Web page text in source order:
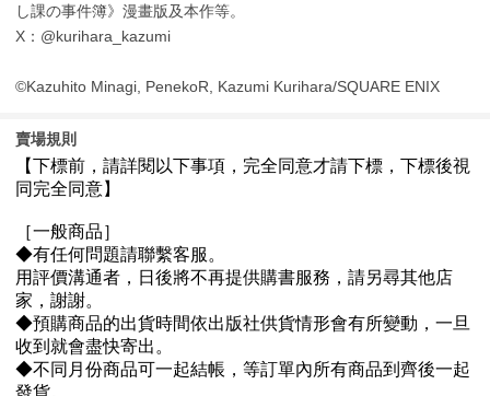
し課の事件簿》漫畫版及本作等。
X：@kurihara_kazumi
©Kazuhito Minagi, PenekoR, Kazumi Kurihara/SQUARE ENIX
賣場規則